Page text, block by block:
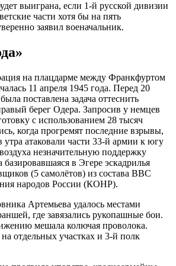
выиграна, если 1-й русской дивизии
части хотя бы на пять
заявил военачальник.
на плацдарме между Франкфуртом
11 апреля 1945 года. Перед 20
поставлена задача оттеснить
берег Одера. Запросив у немцев
с использованием 28 тысяч
когда прогремят последние взрывы,
атаковали части 33-й армии к югу
незначительную поддержку
в Эгере эскадрилья
(5 самолётов) из состава ВВС
народов России (КОНР).
Артемьева удалось местами
где завязались рукопашные бои.
мешала колючая проволока.
отдельных участках и 3-й полк